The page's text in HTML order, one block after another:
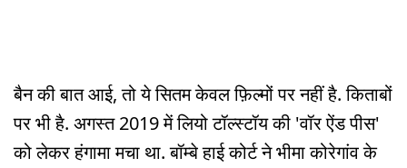
बैन की बात आई, तो ये सितम केवल फ़िल्मों पर नहीं है. किताबों
पर भी है. अगस्त 2019 में लियो टॉल्स्टॉय की 'वॉर ऐंड पीस'
को लेकर हंगामा मचा था. बॉम्बे हाई कोर्ट ने भीमा कोरेगांव के